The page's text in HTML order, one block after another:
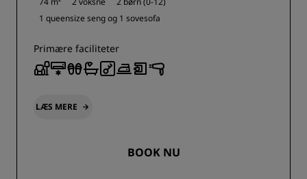
1 queensize seng og 1 sovesofa
Primære faciliteter
LÆS MERE
BOOK NU